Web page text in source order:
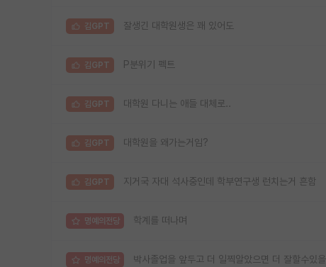
김GPT 잘생긴 대학원생은 꽤 있어도
김GPT P분위기 펙트
김GPT 대학원 다니는 애들 대체로..
김GPT 대학원을 왜가는거임?
김GPT 지거국 자대 석사중인데 학부연구생 런치는거 흔함
명예의전당 학계를 떠나며
명예의전당 박사졸업을 앞두고 더 일찍알았으면 더 잘할수있